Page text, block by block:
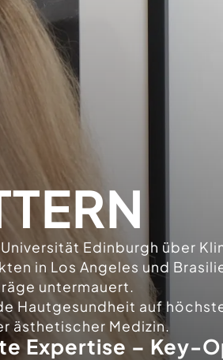
Edinburgh über
in Los Angeles und
untermauert.
Hautgesundheit auf
ästhetischer Medizin.
Expertise – Key-